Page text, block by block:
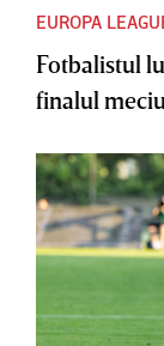
EUROPA
Fotbalistul
finalul